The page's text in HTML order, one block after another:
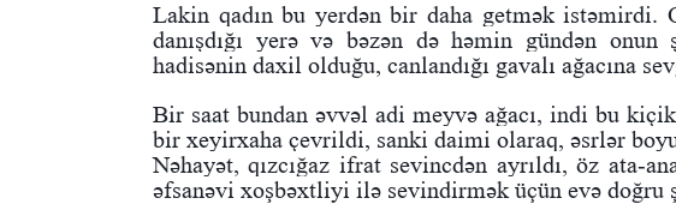
Lakin qadın bu yerdən bir daha getmək
danışdığı yerə və bəzən də həmin gündən
hadisənin daxil olduğu, canlandığı gavalı ağacına
Bir saat bundan əvvəl adi meyvə ağacı, indi bu
bir xeyirxaha çevrildi, sanki daimi olaraq, əsrlər
Nəhayət, qızcığaz ifrat sevincdən ayrıldı, öz ata-
əfsanəvi xoşbəxtliyi ilə sevindirmək üçün evə doğru